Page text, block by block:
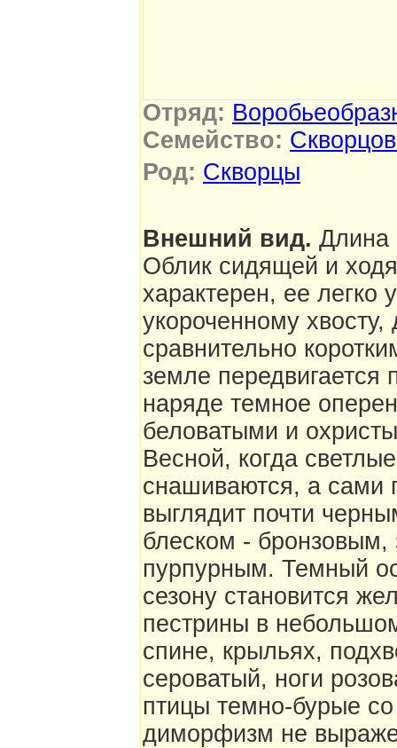
Отряд:
Семейство:
Род: Скворцы
Внешний вид. Длина
Облик сидящей и
характерен, ее легко
укороченному
сравнительно
земле
наряде темное
беловатыми и
Весной, когда
снашиваются, а сами
выглядит почти
блеском -
пурпурным. Темный
сезону становится
пестрины в
спине, крыльях,
сероватый, ноги
птицы темно-бурые
диморфизм не